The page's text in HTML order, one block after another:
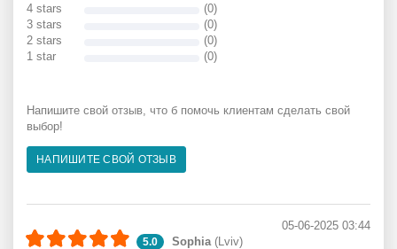
4 stars
(0)
3 stars
(0)
2 stars
(0)
1 star
(0)
Напишите свой отзыв, что б помочь клиентам сделать свой
выбор!
НАПИШИТЕ СВОЙ ОТЗЫВ
5.0 Sophia(Lviv)
05-06-2025 03:44